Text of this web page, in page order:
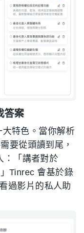
答案
特色。當你解析
要從頭讀到尾，
：「講者對於
Tinrec 會基於錄
過影片的私人助